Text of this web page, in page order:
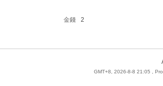
金錢
2
GMT+8, 2026-8-8 21:05 ,